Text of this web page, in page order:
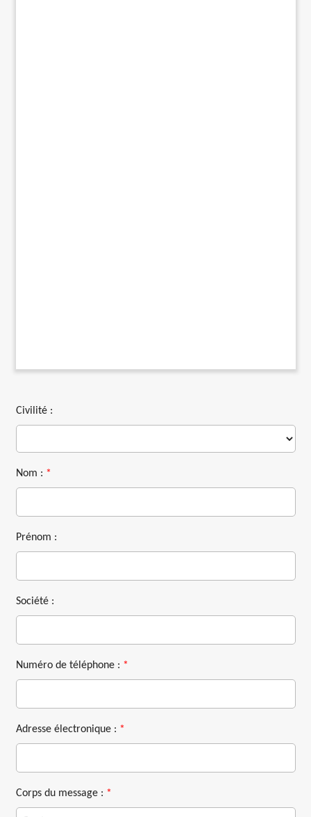
Civilité :
Nom : *
Prénom :
Société :
Numéro de téléphone : *
Adresse électronique : *
Corps du message : *